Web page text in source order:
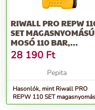
RIWALL PRO REPW 110
SET MAGASNYOMÁSÚ
MOSÓ 110 BAR,
TARTOZÉKOKKAL
28 190 Ft
Pepita
Hasonlók, mint Riwall PRO
REPW 110 SET magasnyomású
mosó 110 bar, tartozékokkal